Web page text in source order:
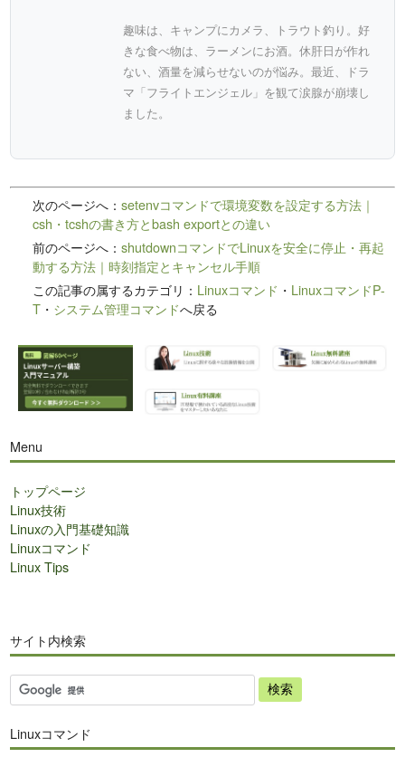
趣味は、キャンプにカメラ、トラウト釣り。好
きな食べ物は、ラーメンにお酒。休肝日が作れ
ない、酒量を減らせないのが悩み。最近、ドラ
マ「フライトエンジェル」を観て涙腺が崩壊し
ました。
次のページへ：setenvコマンドで環境変数を設定する方法｜
csh・tcshの書き方とbash exportとの違い
前のページへ：shutdownコマンドでLinuxを安全に停止・再起
動する方法｜時刻指定とキャンセル手順
この記事の属するカテゴリ： Linuxコマンド ・ LinuxコマンドP-
T ・ システム管理コマンドへ戻る
Menu
トップページ
Linux技術
Linuxの入門基礎知識
Linuxコマンド
Linux Tips
サイト内検索
サ
イ
内
Linuxコマンド